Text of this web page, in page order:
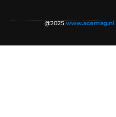
@2025www.acemag.nl